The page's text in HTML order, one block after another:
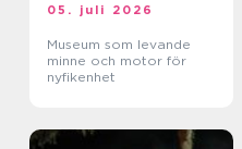
05. juli 2026
Museum som levande
minne och motor för
nyfikenhet